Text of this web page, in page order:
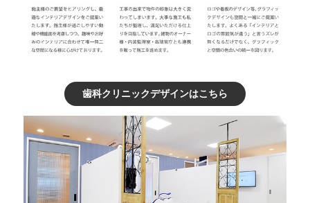
歯科クリニックデザインはこちら